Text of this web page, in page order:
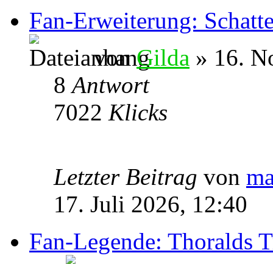
Fan-Erweiterung:
vonGilda » 16.
8Antwort
7022 Klicks
Letzter Beitrag von
17. Juli 2026, 12:40
Fan-Legende: Thoralds